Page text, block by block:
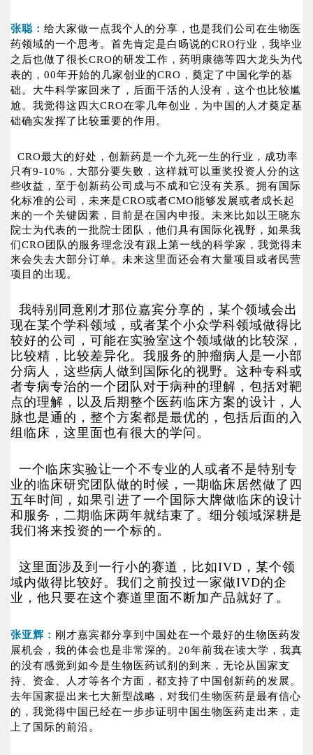
张聪： 给大家做一点我个人的分享，也是我们公司在生物医
药领域的一个思考。首先肯定是白旸说的CRO行业，我毕业
之后也做了很长CRO的研发工作，药明康德等四大龙头为代
表的，00年开始的几家创业的CRO，奠定了中国化学的基
础。大牛科学家回来了，后面干活的人没有，这个也比较尴
尬。我觉得这四大CRO在零几年创业，为中国的人才奠定基
础确实发挥了比较重要的作用。
CRO最大的好处，创新药是一个九死一生的行业，成功率
只有9-10%，大部分要失败，这样就可以重奖投资人分的这
些收益，至于创新药公司成与不成和它没有关系。拥有国际
化标准的公司，未来是CRO或者CMO能够发展或者成长起
来的一个关键因素，目前是在国内申报。未来比如以王晓东
院士为代表的一批院士团队，他们具有国际化视野，如果我
们CRO团队的服务理念没有跟上第一线的科学家，我觉得未
来会失去大部分订单。未来这里面还会有大量项目或者民营
项目的出现。
我特别同意刚才那位嘉宾分享的，某个领域会出
现在某个学科领域，或者某个小众学科领域做得比
较好的公司，可能在实验室这个领域做的比较深，
比较精，比较差异化。我服务的肿瘤病人是一小部
分病人，这些病人做到国际化的视野。这种专科或
者专病专治的一个团队对于病种的理解，包括对靶
点的理解，以及后期整个医药临床方案的设计，人
脉也是通的，整个方案都是最优的，包括后面的入
组临床，这里面也有很大的学问。
一个临床实验让一个不专业的人或者不是特别专
业的临床研究团队做的时候，一期临床居然做了四
五年时间，如果引进了一个国际大牌做临床的设计
和服务，二期临床两年就结束了。细分领域深耕是
我们将来投资的一个标的。
这里面涉及到一行小的赛道，比如IVD，某个领
域内做得比较好。我们之前投过一家做IVD的企
业，他只要在这个赛道里面不断加产品就好了。
张亚辉： 刚才嘉宾都分享到中国处在一个最好的生物医药发
展机会，我的体会也是非常深的。20年前我在读大学，我真
的没有感觉到如今是生物医药试剂的到来，无论从国家支
持、资金、人才等各个方面，都支持了中国创新药的发展。
去年国家提出来七大新型战略，对我们生物医药是最有信心
的，我觉得中国已经在一步步证明中国生物医药走出来，走
上了国际的前沿。